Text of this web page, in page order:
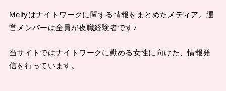
Meltyはナイトワークに関する情報をまとめたメディア。運
営メンバーは全員が夜職経験者です♪
当サイトではナイトワークに勤める女性に向けた、情報発
信を行っています。